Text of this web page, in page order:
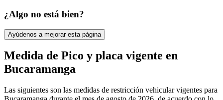
¿Algo no está bien?
Ayúdenos a mejorar esta página
Medida de Pico y placa vigente en
Bucaramanga
Las siguientes son las medidas de restricción vehicular vigentes para